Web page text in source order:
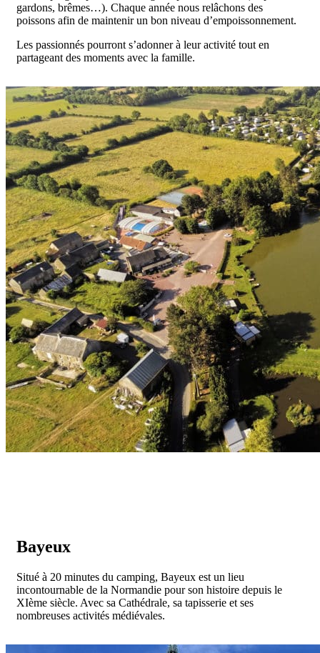
gardons, brêmes…). Chaque année nous relâchons des
poissons afin de maintenir un bon niveau d’empoissonnement.
Les passionnés pourront s’adonner à leur activité tout en
partageant des moments avec la famille.
Bayeux
Situé à 20 minutes du camping, Bayeux est un lieu
incontournable de la Normandie pour son histoire depuis le
XIème siècle. Avec sa Cathédrale, sa tapisserie et ses
nombreuses activités médiévales.